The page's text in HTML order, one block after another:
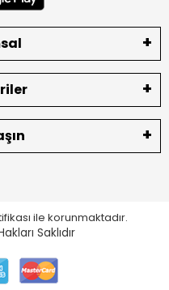
ile korunmaktadır.
Saklıdır